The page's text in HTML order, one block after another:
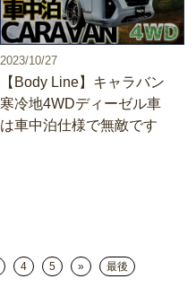
2023/10/27
【Body Line】キャラバン
寒冷地4WDディーゼル車
は車中泊仕様で無敵です
4 5 » 最後